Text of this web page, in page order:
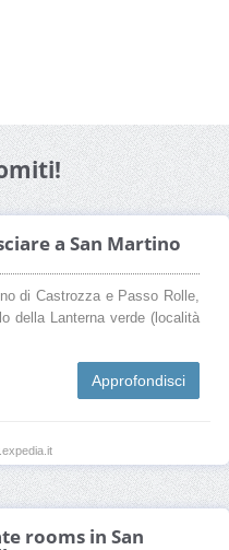
a San Martino
di Castrozza e Passo Rolle,
della Lanterna verde (località
Approfondisci
rooms in San